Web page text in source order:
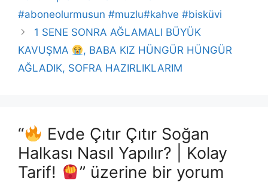
#aboneolurmusun #muzlu#kahve #bisküvi
1 SENE SONRA AĞLAMALI BÜYÜK
KAVUŞMA
, BABA KIZ HÜNGÜR HÜNGÜR
AĞLADIK, SOFRA HAZIRLIKLARIM
“
Evde Çıtır Çıtır Soğan
Halkası Nasıl Yapılır? | Kolay
Tarif!
” üzerine bir yorum